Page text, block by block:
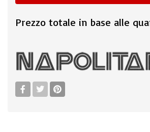
Prezzo totale in base alle